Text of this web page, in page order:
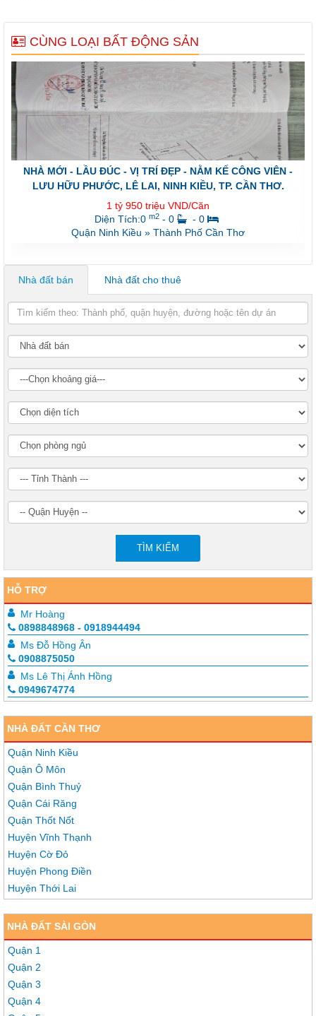
CÙNG LOẠI BẤT ĐỘNG SẢN
NHÀ MỚI - LẦU ĐÚC - VỊ TRÍ ĐẸP - NẰM KẾ CÔNG VIÊN -
LƯU HỮU PHƯỚC, LÊ LAI, NINH KIỀU, TP. CẦN THƠ.
1 tỷ 950 triệu VND/Căn
Diện Tích:0 m2 - 0
- 0
Quận Ninh Kiều » Thành Phố Cần Thơ
Nhà đất bán Nhà đất cho thuê
TÌM KIẾM
HỖ TRỢ
Mr Hoàng
0898848968 - 0918944494
Ms Đỗ Hồng Ân
0908875050
Ms Lê Thị Ánh Hồng
0949674774
NHÀ ĐẤT CẦN THƠ
Quận Ninh Kiều
Quận Ô Môn
Quận Bình Thuỷ
Quận Cái Răng
Quận Thốt Nốt
Huyện Vĩnh Thạnh
Huyện Cờ Đỏ
Huyện Phong Điền
Huyện Thới Lai
NHÀ ĐẤT SÀI GÒN
Quận 1
Quận 2
Quận 3
Quận 4